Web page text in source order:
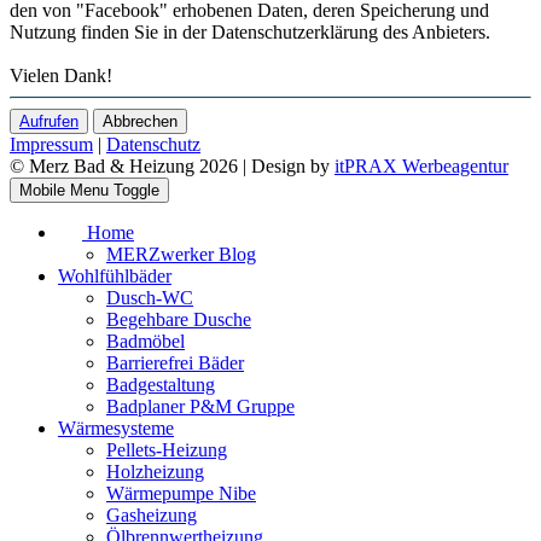
den von "Facebook" erhobenen Daten, deren Speicherung und
Nutzung finden Sie in der Datenschutzerklärung des Anbieters.
Vielen Dank!
Aufrufen Abbrechen
Impressum | Datenschutz
© Merz Bad & Heizung 2026 | Design by itPRAX Werbeagentur
Mobile Menu Toggle
Home
MERZwerker Blog
Wohlfühlbäder
Dusch-WC
Begehbare Dusche
Badmöbel
Barrierefrei Bäder
Badgestaltung
Badplaner P&M Gruppe
Wärmesysteme
Pellets-Heizung
Holzheizung
Wärmepumpe Nibe
Gasheizung
Ölbrennwertheizung